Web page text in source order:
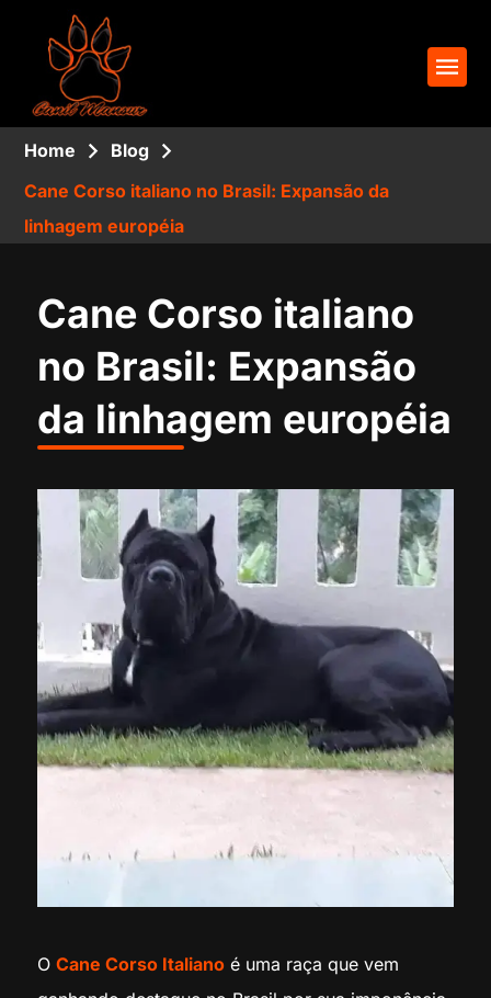
Home
Blog
Cane Corso italiano no Brasil: Expansão da
linhagem européia
Cane Corso italiano
no Brasil: Expansão
da linhagem européia
O Cane Corso Italianoé uma raça que vem